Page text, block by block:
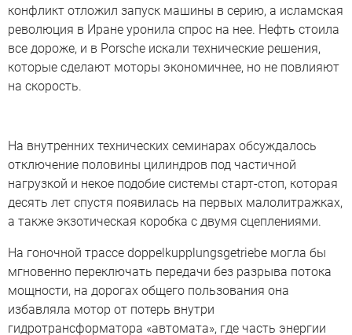
конфликт отложил запуск машины в серию, а исламская
революция в Иране уронила спрос на нее. Нефть стоила
все дороже, и в Porsche искали технические решения,
которые сделают моторы экономичнее, но не повлияют
на скорость.
На внутренних технических семинарах обсуждалось
отключение половины цилиндров под частичной
нагрузкой и некое подобие системы старт-стоп, которая
десять лет спустя появилась на первых малолитражках,
а также экзотическая коробка с двумя сцеплениями.
На гоночной трассе doppelkupplungsgetriebe могла бы
мгновенно переключать передачи без разрыва потока
мощности, на дорогах общего пользования она
избавляла мотор от потерь внутри
гидротрансформатора «автомата», где часть энергии